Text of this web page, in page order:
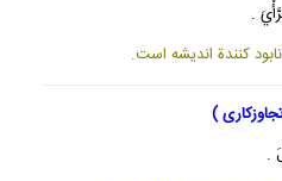
.
كنندة انديشه است.
.